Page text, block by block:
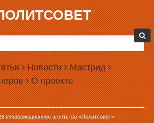
Новости Мастрид
О проекте
Информационное агентство «Политсовет»
ВЫСТАВЛЯТЬ КПП И
ТРУПЫ ЖИВОТНЫХ НА СЛУЧАЙ
провели масштабные учения на случай
регионе вируса ящура.
департаменте информполитики, в
20 единиц техники и около ста человек.